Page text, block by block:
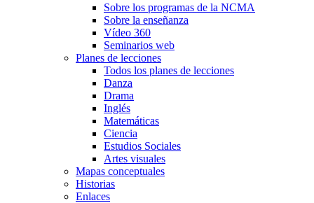
Sobre los programas de la NCMA
Sobre la enseñanza
Vídeo 360
Seminarios web
Planes de lecciones
Todos los planes de lecciones
Danza
Drama
Inglés
Matemáticas
Ciencia
Estudios Sociales
Artes visuales
Mapas conceptuales
Historias
Enlaces